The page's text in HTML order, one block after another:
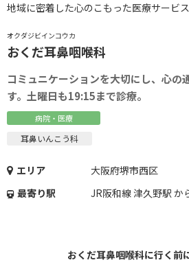
オクダジビインコウカ
おくだ耳鼻咽喉科
コミュニケーションを大切にし、心の
す。土曜日も19:15まで診療。
病院・医療
耳鼻いんこう科
エリア
大阪府堺市西区
最寄り駅
JR阪和線 津久野駅 か
おくだ耳鼻咽喉科に行く前
地域に密着した心のこもった医療サービ